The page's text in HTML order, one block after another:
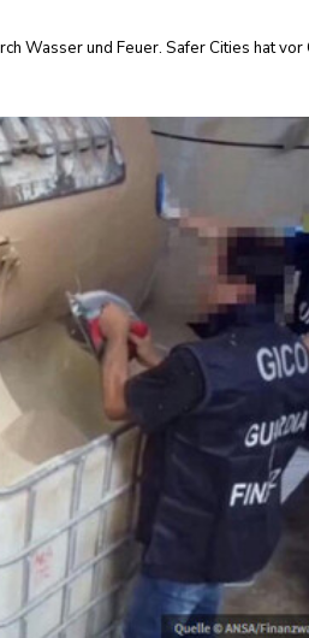
Wasser und Feuer. Safer Cities hat vor